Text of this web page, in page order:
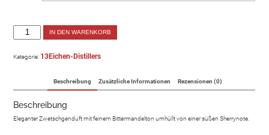
IN DEN WARENKORB
Kategorie: 13Eichen-Distillers
Beschreibung Zusätzliche Informationen Rezensionen (0)
Beschreibung
Eleganter Zwetschgenduft mit feinem Bittermandelton umhüllt von einer süßen Sherrynote.